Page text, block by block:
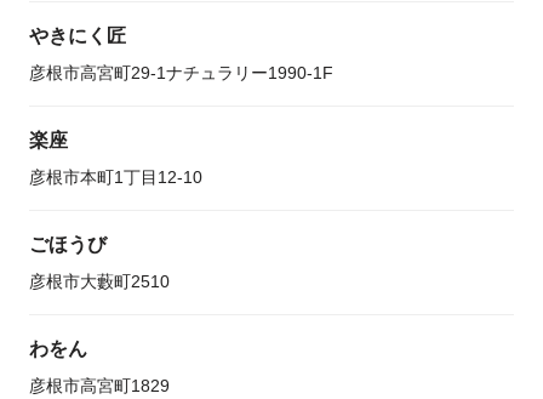
やきにく匠
彦根市高宮町29-1ナチュラリー1990-1F
楽座
彦根市本町1丁目12-10
ごほうび
彦根市大藪町2510
わをん
彦根市高宮町1829